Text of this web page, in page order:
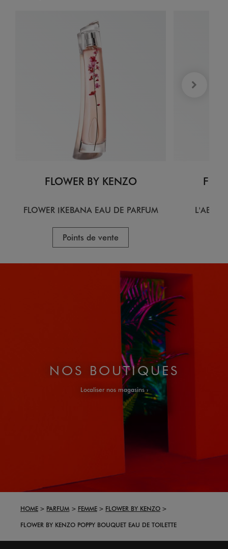
FLOWER BY KENZO
FLOWER IKEBANA EAU DE PARFUM
Points de vente
NOS BOUTIQUES
Localiser nos magasins
HOME PARFUM FEMME
FLOWER BY KENZO
FLOWER BY KENZO POPPY BOUQUET EAU DE TOILETTE